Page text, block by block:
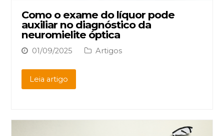
Como o exame do líquor pode
auxiliar no diagnóstico da
neuromielite óptica
01/09/2025 Artigos
Leia artigo